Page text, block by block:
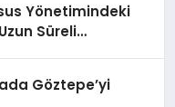
Yönetimindeki
Süreli
Göztepe’yi